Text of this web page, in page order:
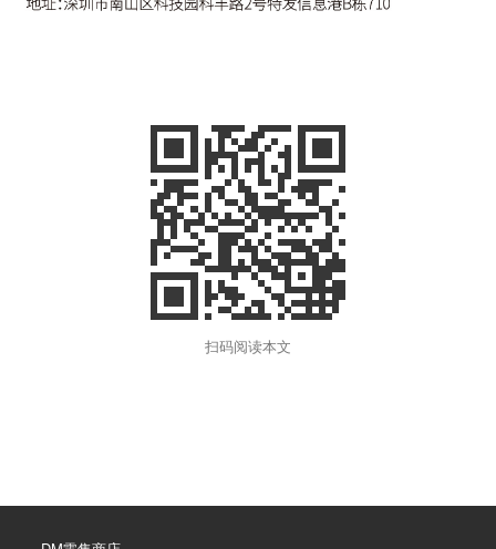
扫码阅读本文